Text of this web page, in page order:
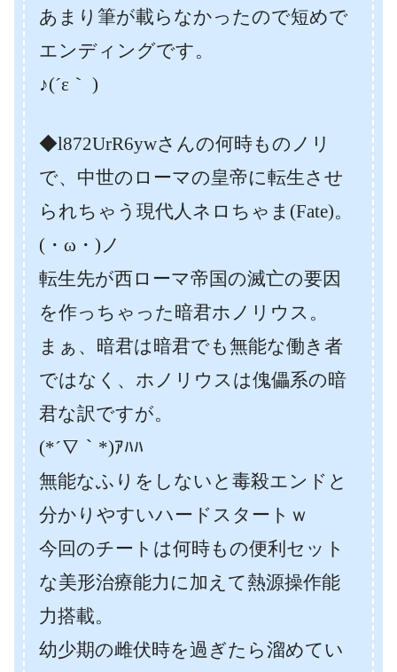
あまり筆が載らなかったので短めで
エンディングです。
♪(´ε｀ )
◆l872UrR6ywさんの何時ものノリ
で、中世のローマの皇帝に転生させ
られちゃう現代人ネロちゃま(Fate)。
(・ω・)ノ
転生先が西ローマ帝国の滅亡の要因
を作っちゃった暗君ホノリウス。
まぁ、暗君は暗君でも無能な働き者
ではなく、ホノリウスは傀儡系の暗
君な訳ですが。
(*´∇｀*)ｱﾊﾊ
無能なふりをしないと毒殺エンドと
分かりやすいハードスタートｗ
今回のチートは何時もの便利セット
な美形治療能力に加えて熱源操作能
力搭載。
幼少期の雌伏時を過ぎたら溜めてい